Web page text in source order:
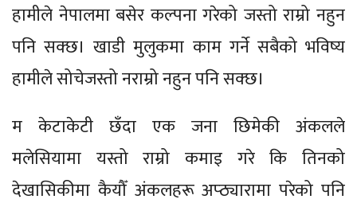
हामीले नेपालमा बसेर कल्पना गरेको जस्तो राम्रो नहुन
पनि सक्छ। खाडी मुलुकमा काम गर्ने सबैको भविष्य
हामीले सोचेजस्तो नराम्रो नहुन पनि सक्छ।
म केटाकेटी छँदा एक जना छिमेकी अंकलले
मलेसियामा यस्तो राम्रो कमाइ गरे कि तिनको
देखासिकीमा कैयौँ अंकलहरू अप्ठ्यारामा परेको पनि